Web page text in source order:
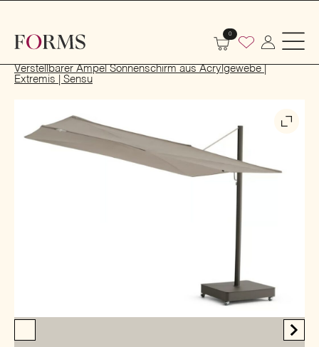
0
Verstellbarer Ampel Sonnenschirm aus Acrylgewebe |
Extremis | Sensu